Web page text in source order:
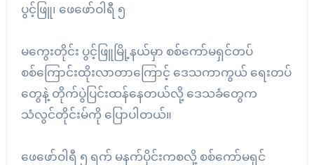
ပွင့်ဖြူ၊ ဖေဖော်ဝါရီ ၅
မကွေးတိုင်း ပွင့်ဖြူမြို့နယ်မှာ စစ်ကော်မရှင်တပ်
စစ်ကြောင်းထိုးလာတာကြောင့် ဒေသကာကွယ် ရေးတပ်
တွေနဲ့ တိုက်ပွဲပြင်းထန်နေတယ်လို့ ဒေသခံတွေက
သံလွင်တိုင်းမ်ကို ပြောပါတယ်။
ဖေဖော်ဝါရီ ၅ ရက် မနက်ပိုင်းကစလို့ စစ်ကော်မရှင်